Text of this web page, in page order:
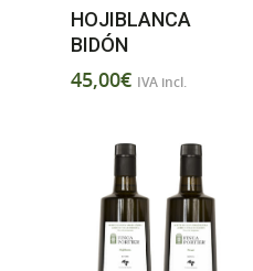
HOJIBLANCA
BIDÓN
45,00€ IVA incl.